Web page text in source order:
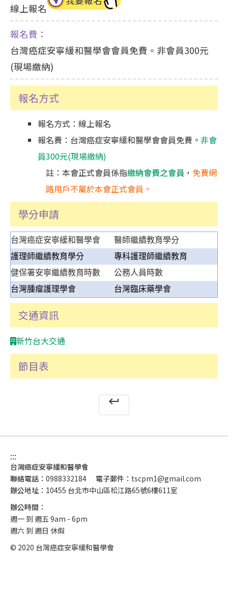
線上報名
報名費：
台灣癌症安寧緩和醫學會會員免費。非會員300元
(現場繳納)
報名方式
報名方式：線上報名
報名費：台灣癌症安寧緩和醫學會會員免費。 非會
員300元(現場繳納)
註：本會正式會員係指繳納會費之會員 ， 免費網
路用戶不屬於本會正式會員。
學分申請
台灣癌症安寧緩和醫學會
醫師繼續教育學分
護理師繼續教育學分
專科護理師繼續教育
健保署安寧繼續教育時數
公務人員時數
台灣腫瘤護理學會
台灣臨床藥學會
交通資訊
新竹台大交通
節目表
keyboard_return
:::
台灣癌症安寧緩和醫學會
聯絡電話： 0988332184 電子郵件： tscpm1@gmail.com
辦公地址： 10455 台北市中山區松江路65號6樓611室
辦公時間：
週一 到 週五 9am - 6pm
週六 到 週日 休假
© 2020 台灣癌症安寧緩和醫學會